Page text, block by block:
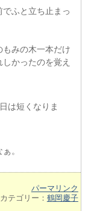
ふと立ち止まっ
みの木一本だけ
かったのを覚え
は短くなりま
。
パーマリンク
カテゴリー： 鶴岡慶子